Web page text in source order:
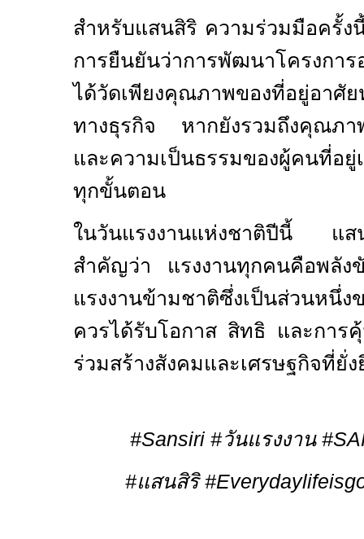
สำหรับแสนสิริ ความร่วมมือครั้ง
การยืนยันว่าการพัฒนาโครงกา
ได้วัดเพียงคุณภาพของที่อยู่อาศั
ทางธุรกิจ หากยังรวมถึงคุณภ
และความเป็นธรรมของผู้คนที่อยู่
ทุกขั้นตอน
ในวันแรงงานแห่งชาติปีนี้ แสน
สำคัญว่า แรงงานทุกคนคือพลัง
แรงงานข้ามชาติซึ่งเป็นส่วนหนึ่
ควรได้รับโอกาส สิทธิ และการ
ร่วมสร้างสังคมและเศรษฐกิจที่ยั่
#Sansiri #วันแรงงาน
#แสนสิริ